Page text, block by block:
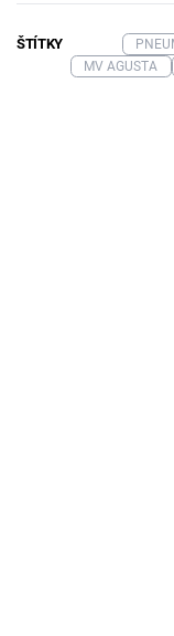
ŠTÍTKY
MV AGUSTA